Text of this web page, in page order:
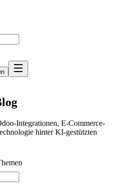
Integrationen, E-Commerce-
hinter KI-gestützten